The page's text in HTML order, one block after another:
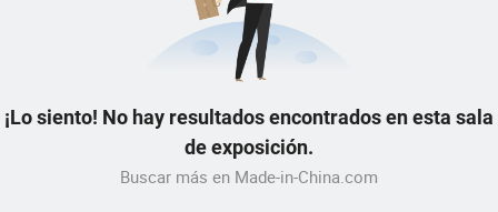
¡Lo siento! No hay resultados encontrados en esta sala
de exposición.
Buscar más en Made-in-China.com